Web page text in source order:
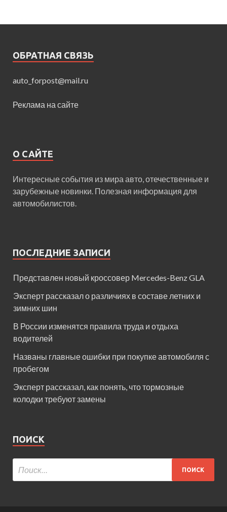
ОБРАТНАЯ СВЯЗЬ
auto_forpost@mail.ru
Реклама на сайте
О САЙТЕ
Интересные события из мира авто, отечественные и
зарубежные новинки. Полезная информация для
автомобилистов.
ПОСЛЕДНИЕ ЗАПИСИ
Представлен новый кроссовер Mercedes-Benz GLA
Эксперт рассказал о различиях в составе летних и
зимних шин
В России изменятся правила труда и отдыха
водителей
Названы главные ошибки при покупке автомобиля с
пробегом
Эксперт рассказал, как понять, что тормозные
колодки требуют замены
ПОИСК